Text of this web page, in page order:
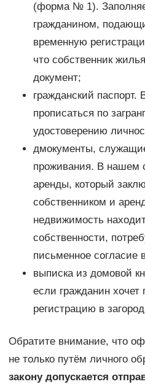
(форма № 1).
гражданином,
временную
что собственник
документ;
гражданский паспорт.
прописаться по
удостоверению
дмокументы,
проживания. В нашем
аренды, который
собственником и
недвижимость
собственности,
письменное согласие
выписка из домовой
если гражданин
регистрацию в
Обратите внимание, что
не только путём личного
закону допускается